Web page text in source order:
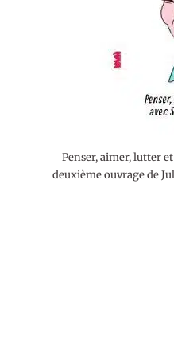
Penser, aimer, lutter
deuxième ouvrage de